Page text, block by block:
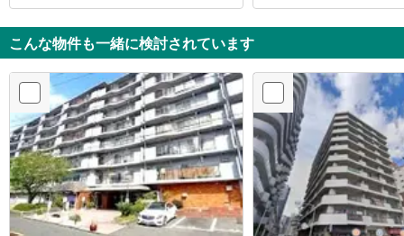
こんな物件も一緒に検討されています